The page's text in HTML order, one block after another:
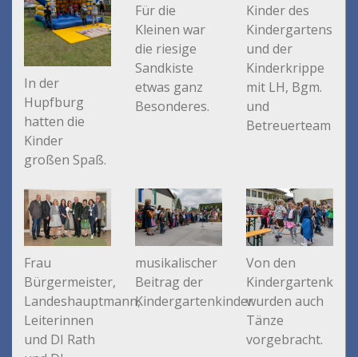
In der
Hupfburg
hatten die
Kinder
großen Spaß.
Für die
Kleinen war
die riesige
Sandkiste
etwas ganz
Besonderes.
Kinder des
Kindergartens
und der
Kinderkrippe
mit LH, Bgm.
und
Betreuerteam
Frau
Bürgermeister,
Landeshauptmann,
Leiterinnen
und DI Rath
musikalischer
Beitrag der
Kindergartenkinder
Von den
wurden auch
Tänze
vorgebracht.